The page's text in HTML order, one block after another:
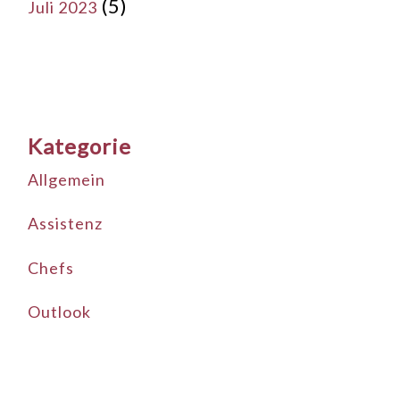
Juli 2023 (5)
Kategorie
Allgemein
Assistenz
Chefs
Outlook